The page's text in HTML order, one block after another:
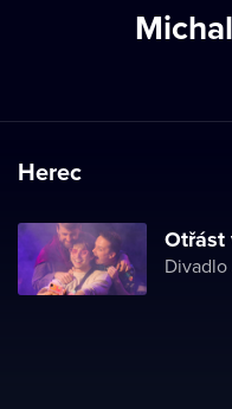
Herec
Otřást
Divadlo